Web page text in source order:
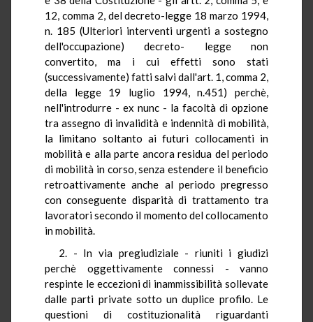
12, comma 2, del decreto-legge 18 marzo 1994,
n. 185 (Ulteriori interventi urgenti a sostegno
dell'occupazione) decreto- legge non
convertito, ma i cui effetti sono stati
(successivamente) fatti salvi dall'art. 1, comma 2,
della legge 19 luglio 1994, n.451) perchè,
nell'introdurre - ex nunc - la facoltà di opzione
tra assegno di invalidità e indennità di mobilità,
la limitano soltanto ai futuri collocamenti in
mobilità e alla parte ancora residua del periodo
di mobilità in corso, senza estendere il beneficio
retroattivamente anche al periodo pregresso
con conseguente disparità di trattamento tra
lavoratori secondo il momento del collocamento
in mobilità.
2. - In via pregiudiziale - riuniti i giudizi
perchè oggettivamente connessi - vanno
respinte le eccezioni di inammissibilità sollevate
dalle parti private sotto un duplice profilo. Le
questioni di costituzionalità riguardanti